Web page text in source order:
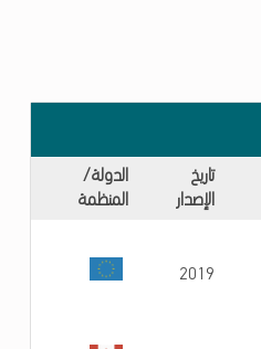
تاريخ
الإصدار
الدولة/
المنظمة
2019